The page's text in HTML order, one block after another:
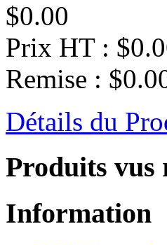
$0.00
Prix HT :
Remise :
Détails du
Produits vus
Information